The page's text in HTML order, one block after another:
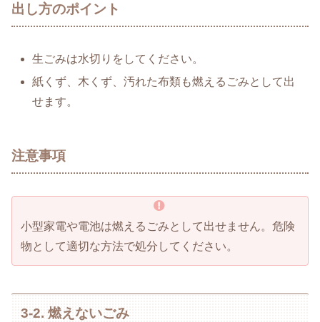
出し方のポイント
生ごみは水切りをしてください。
紙くず、木くず、汚れた布類も燃えるごみとして出
せます。
注意事項
小型家電や電池は燃えるごみとして出せません。危険
物として適切な方法で処分してください。
3-2. 燃えないごみ